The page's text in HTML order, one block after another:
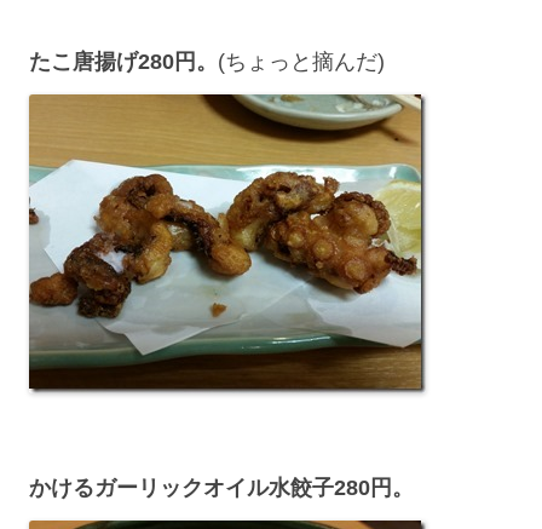
たこ唐揚げ280円。 (ちょっと摘んだ)
かけるガーリックオイル水餃子280円。